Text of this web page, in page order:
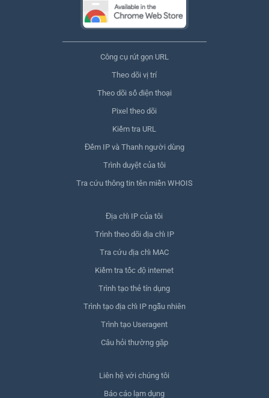
Công cụ rút gọn URL
Theo dõi vị trí
Theo dõi số điện thoại
Pixel theo dõi
Kiểm tra URL
Đếm IP và Thanh người dùng
Trình duyệt của tôi
Tra cứu thông tin tên miền WHOIS
Địa chỉ IP của tôi
Trình theo dõi địa chỉ IP
Tra cứu địa chỉ MAC
Kiểm tra tốc độ internet
Trình tạo thẻ tín dụng
Trình tạo địa chỉ IP ngẫu nhiên
Trình tạo Useragent
Câu hỏi thường gặp
Liên hệ với chúng tôi
Báo cáo lạm dụng